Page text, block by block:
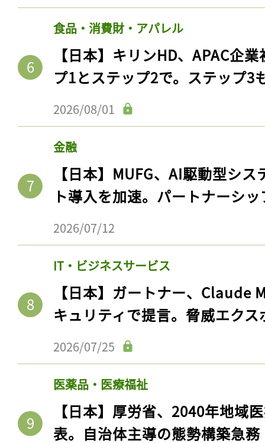
食品・消費財・アパレル
【日本】キリンHD、APAC企
プ1とステップ2で。ステップ3
2026/08/01
金融
【日本】MUFG、AI駆動型シ
ト導入を加速。パートナーシ
2026/07/12
IT・ビジネスサービス
【日本】ガートナー、Claude
キュリティで提言。脅威エク
2026/07/25
医薬品・医療福祉
【日本】厚労省、2040年地域
表。自治体主導の態勢構築急務